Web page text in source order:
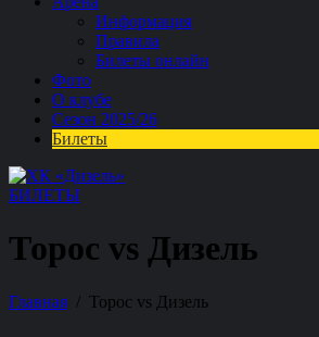
Информация
Правила
Билеты онлайн
Фото
О клубе
Сезон 2025/26
Билеты
БИЛЕТЫ
Торос vs Дизель
Главная Торос vs Дизель